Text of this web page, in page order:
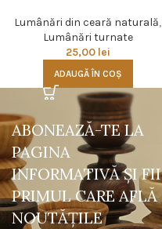
Lumânări din ceară naturală,
Lumânări turnate
25,00 lei
ADAUGĂ ÎN COȘ
ABONEAZĂ-TE LA
PAGINA
INFORMATIVĂ ŞI FII
PRIMUL CARE AFLĂ
NOUTĂŢILE